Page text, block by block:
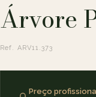
Árvore
Ref. ARV11.373
Preço